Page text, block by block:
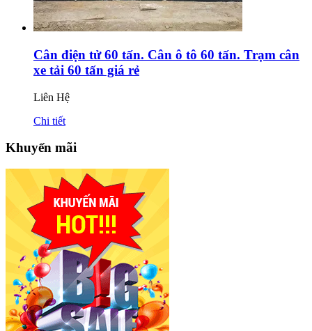
Cân điện tử 60 tấn. Cân ô tô 60 tấn. Trạm cân
xe tải 60 tấn giá rẻ
Liên Hệ
Chi tiết
Khuyến mãi